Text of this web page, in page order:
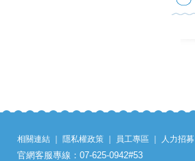
相關連結 隱私權政策 員工專區 人力招募
官網客服專線：07-625-0942#53